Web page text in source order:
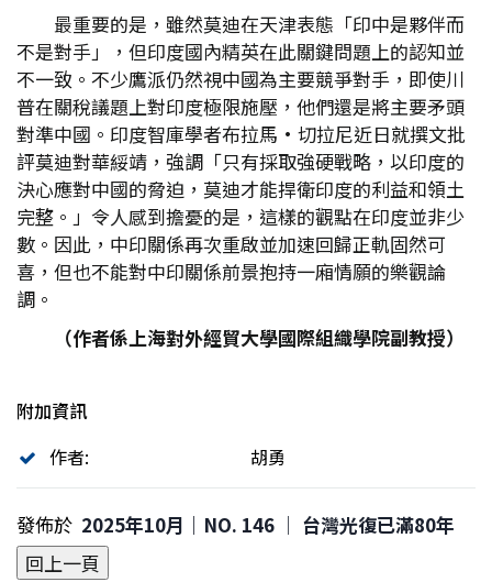
最重要的是，雖然莫迪在天津表態「印中是夥伴而
不是對手」，但印度國內精英在此關鍵問題上的認知並
不一致。不少鷹派仍然視中國為主要競爭對手，即使川
普在關稅議題上對印度極限施壓，他們還是將主要矛頭
對準中國。印度智庫學者布拉馬•切拉尼近日就撰文批
評莫迪對華綏靖，強調「只有採取強硬戰略，以印度的
決心應對中國的脅迫，莫迪才能捍衛印度的利益和領土
完整。」令人感到擔憂的是，這樣的觀點在印度並非少
數。因此，中印關係再次重啟並加速回歸正軌固然可
喜，但也不能對中印關係前景抱持一廂情願的樂觀論
調。
（作者係上海對外經貿大學國際組織學院副教授）
附加資訊
作者:
胡勇
發佈於 2025年10月｜NO. 146 │ 台灣光復已滿80年